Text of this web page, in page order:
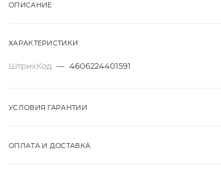
ОПИСАНИЕ
ХАРАКТЕРИСТИКИ
ШтрихКод — 4606224401591
УСЛОВИЯ ГАРАНТИИ
ОПЛАТА И ДОСТАВКА